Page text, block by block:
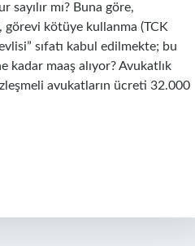
mı? Buna göre,
görevi kötüye kullanma (TCK
sıfatı kabul edilmekte; bu
kadar maaş alıyor? Avukatlık
avukatların ücreti 32.000